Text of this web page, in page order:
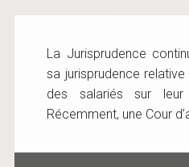
La Jurisprudence
sa jurisprudence
des salariés sur
Récemment, une Cour